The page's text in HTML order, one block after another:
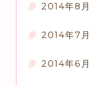
2014年8月
2014年7月
2014年6月